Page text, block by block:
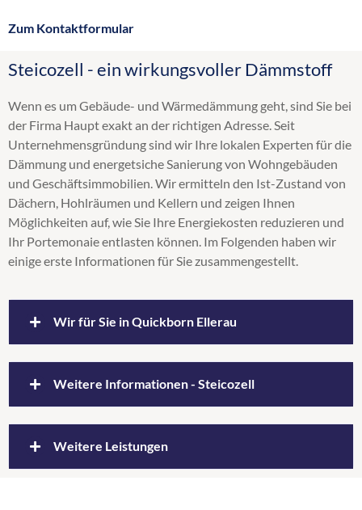
Steicozell - ein wirkungsvoller Dämmstoff
Wenn es um Gebäude- und Wärmedämmung geht, sind Sie bei
der Firma Haupt exakt an der richtigen Adresse. Seit
Unternehmensgründung sind wir Ihre lokalen Experten für die
Dämmung und energetsiche Sanierung von Wohngebäuden
und Geschäftsimmobilien. Wir ermitteln den Ist-Zustand von
Dächern, Hohlräumen und Kellern und zeigen Ihnen
Möglichkeiten auf, wie Sie Ihre Energiekosten reduzieren und
Ihr Portemonaie entlasten können. Im Folgenden haben wir
einige erste Informationen für Sie zusammengestellt.
Wir für Sie in Quickborn Ellerau
Unser Einzugsbereich umfasst auch
Ellerau und Quickborn
Einzugsbereich umfasst auch Ihre Region. Durch
Weitere Informationen - Steicozell
Wir sind Ihr Fachbetrieb für Sanierung
und Gebäudedämmung
Weitere Leistungen
Gebäudedämmung
HK 33
Hohlschichtisolierung
Innendämmung
Kellerdeckendämmung
Kerndämmung
Obergeschossdeckendämmung
Supafil
Untersparrendämmung
Wärmedämmung
Zellulosedämmung
Zum Kontaktformular